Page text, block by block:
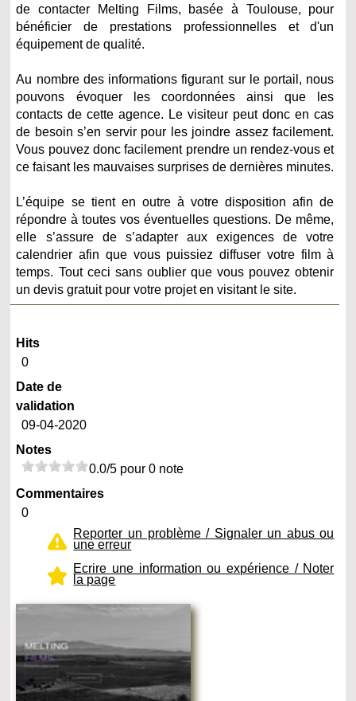
de contacter Melting Films, basée à Toulouse, pour
bénéficier de prestations professionnelles et d'un
équipement de qualité.
Au nombre des informations figurant sur le portail, nous
pouvons évoquer les coordonnées ainsi que les
contacts de cette agence. Le visiteur peut donc en cas
de besoin s’en servir pour les joindre assez facilement.
Vous pouvez donc facilement prendre un rendez-vous et
ce faisant les mauvaises surprises de dernières minutes.
L’équipe se tient en outre à votre disposition afin de
répondre à toutes vos éventuelles questions. De même,
elle s’assure de s’adapter aux exigences de votre
calendrier afin que vous puissiez diffuser votre film à
temps. Tout ceci sans oublier que vous pouvez obtenir
un devis gratuit pour votre projet en visitant le site.
Hits
0
Date de
validation
09-04-2020
Notes
0.0/5 pour 0 note
Commentaires
0
Reporter un problème / Signaler un abus ou
une erreur
Ecrire une information ou expérience / Noter
la page